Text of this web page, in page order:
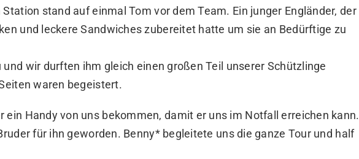
stand auf einmal Tom vor dem Team. Ein junger Engländer, der
und leckere Sandwiches zubereitet hatte um sie an Bedürftige zu
und wir durften ihm gleich einen großen Teil unserer Schützlinge
waren begeistert.
ein Handy von uns bekommen, damit er uns im Notfall erreichen kann.
für ihn geworden. Benny* begleitete uns die ganze Tour und half